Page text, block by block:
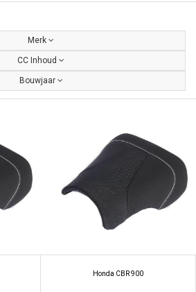
Merk
CC Inhoud
Bouwjaar
Honda CBR 900